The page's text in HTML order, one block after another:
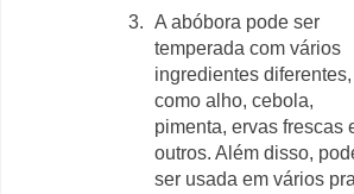
A abóbora pode ser
temperada com vários
ingredientes diferentes,
como alho, cebola,
pimenta, ervas frescas
outros. Além disso,
ser usada em vários